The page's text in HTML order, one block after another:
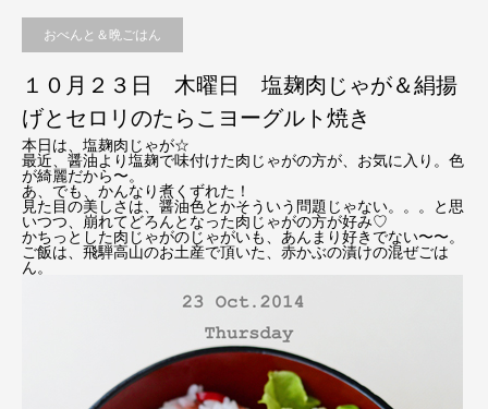
おべんと＆晩ごはん
１０月２３日 木曜日 塩麹肉じゃが＆絹揚
げとセロリのたらこヨーグルト焼き
本日は、塩麹肉じゃが☆
最近、醤油より塩麹で味付けた肉じゃがの方が、お気に入り。色
が綺麗だから〜。
あ、でも、かんなり煮くずれた！
見た目の美しさは、醤油色とかそういう問題じゃない。。。と思
いつつ、崩れてどろんとなった肉じゃがの方が好み♡
かちっとした肉じゃがのじゃがいも、あんまり好きでない〜〜。
ご飯は、飛騨高山のお土産で頂いた、赤かぶの漬けの混ぜごは
ん。